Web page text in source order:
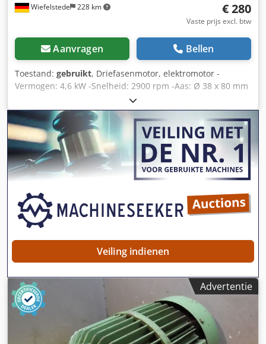
Wiefelstede 228 km € 280
Vaste prijs excl. btw
Aanvragen Bellen
Toestand: gebruikt, Driefasenmotor, elektromotor -
Vermogen: 4,6 kW -Snelheid: 2900 rpm -Aas: Ø 38 x 80 mm
-Bouw: B5 -Beschermingsklasse: IP 33 -Maten:
470/340/H300 mm Dksdpjd I Al Dofx Ab Dsr -gewicht: 57 kg
Veiling indienen
Advertentie